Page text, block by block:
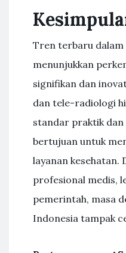
Tren terbaru
menunjukkan
signifikan dan
dan tele-radiologi
standar praktik dan
bertujuan untuk
layanan kesehatan.
profesional medis,
pemerintah, masa
Indonesia tampak